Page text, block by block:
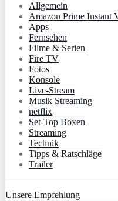
Allgemein
Amazon Prime Instant
Apps
Fernsehen
Filme & Serien
Fire TV
Fotos
Konsole
Live-Stream
Musik Streaming
netflix
Set-Top Boxen
Streaming
Technik
Tipps & Ratschläge
Trailer
Unsere Empfehlung